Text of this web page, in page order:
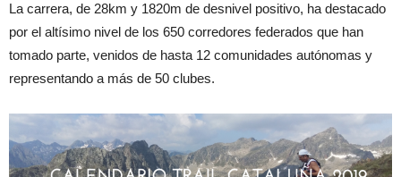
La carrera, de 28km y 1820m de desnivel positivo, ha destacado
por el altísimo nivel de los 650 corredores federados que han
tomado parte, venidos de hasta 12 comunidades autónomas y
representando a más de 50 clubes.